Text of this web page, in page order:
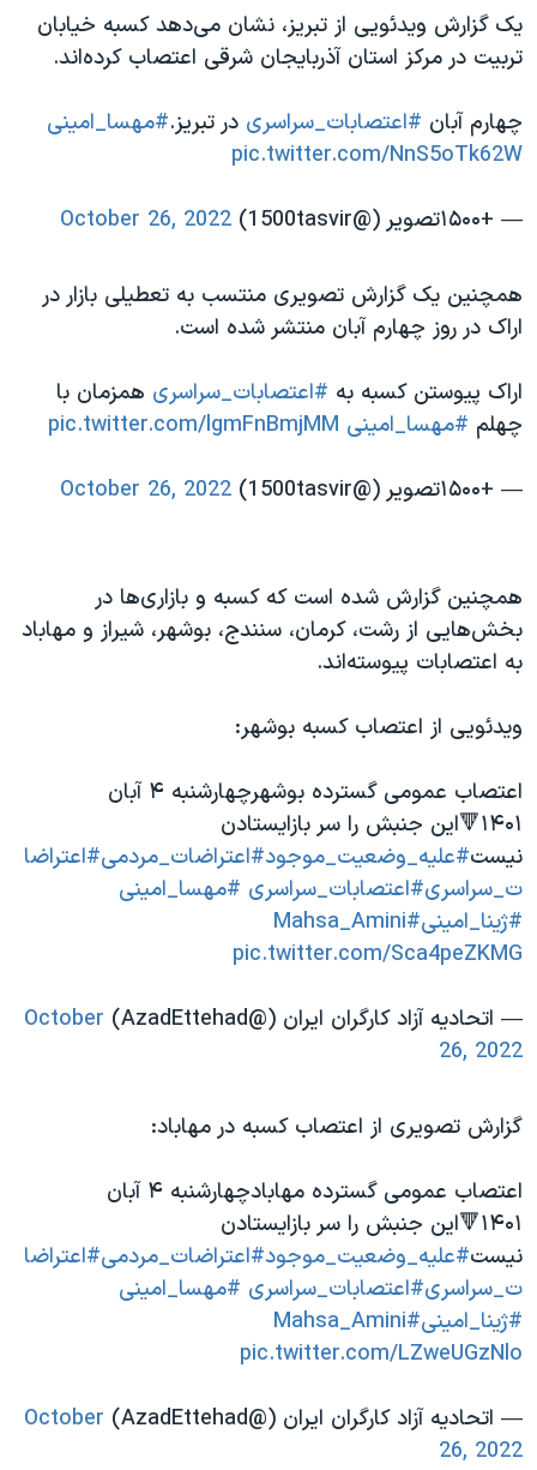
یک گزارش ویدئویی از تبریز، نشان می‌دهد کسبه خیابان
تربیت در مرکز استان آذربایجان شرقی اعتصاب کرده‌اند.
چهارم آبان #اعتصابات_سراسری در تبریز.#مهسا_امینی
pic.twitter.com/NnS5oTk62W
— +۱۵۰۰تصویر (@1500tasvir)
October 26, 2022
همچنین یک گزارش تصویری منتسب به تعطیلی بازار در
اراک در روز چهارم آبان منتشر شده است.
اراک پیوستن کسبه به #اعتصابات_سراسری همزمان با
چهلم #مهسا_امینی pic.twitter.com/lgmFnBmjMM
— +۱۵۰۰تصویر (@1500tasvir)
October 26, 2022
همچنین گزارش شده است که کسبه و بازاری‌ها در
بخش‌هایی از رشت، کرمان، سنندج، بوشهر، شیراز و مهاباد
به اعتصابات پیوسته‌اند.
ویدئویی از اعتصاب کسبه بوشهر:
اعتصاب عمومی گسترده بوشهرچهارشنبه ۴ آبان
۱۴۰۱🔻این جنبش را سر بازایستادن
نیست#علیه_وضعیت_موجود#اعتراضات_مردمی#اعتراضا
ت_سراسری#اعتصابات_سراسری #مهسا_امینی
#ژینا_امینی#Mahsa_Amini
pic.twitter.com/Sca4peZKMG
— اتحادیه آزاد کارگران ایران (@AzadEttehad)
October
26, 2022
گزارش تصویری از اعتصاب کسبه در مهاباد:
اعتصاب عمومی گسترده مهابادچهارشنبه ۴ آبان
۱۴۰۱🔻این جنبش را سر بازایستادن
نیست#علیه_وضعیت_موجود#اعتراضات_مردمی#اعتراضا
ت_سراسری#اعتصابات_سراسری #مهسا_امینی
#ژینا_امینی#Mahsa_Amini
pic.twitter.com/LZweUGzNlo
— اتحادیه آزاد کارگران ایران (@AzadEttehad)
October
26, 2022